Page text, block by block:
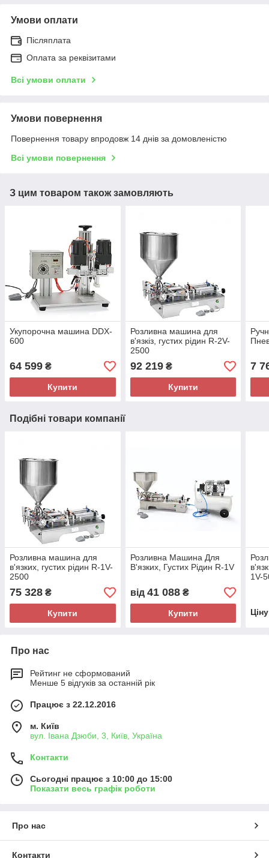
Умови оплати
Післяплата
Оплата за реквізитами
Всі умови оплати
Умови повернення
Повернення товару впродовж 14 днів за домовленістю
Всі умови повернення
З цим товаром також замовляють
Укупорочна машина DDX-
600
64 599 ₴
Купити
Розливна машина для
в'язкіз, густих рідин R-2V-
2500
92 219₴
Купити
7
Подібні товари компанії
Розливна машина для
в'язких, густих рідин R-1V-
2500
75 328 ₴
Купити
Розливна Машина Для
В'язких, Густих Рідин R-1V
від 41 088₴
Купити
1V-
Про нас
Рейтинг не сформований
Менше 5 відгуків за останній рік
Працює з 22.12.2016
м. Київ
вул. Івана Дзюби, 3, Київ, Україна
Контакти
Сьогодні працює з 10:00 до 15:00
Показати весь графік роботи
Про нас
Контакти